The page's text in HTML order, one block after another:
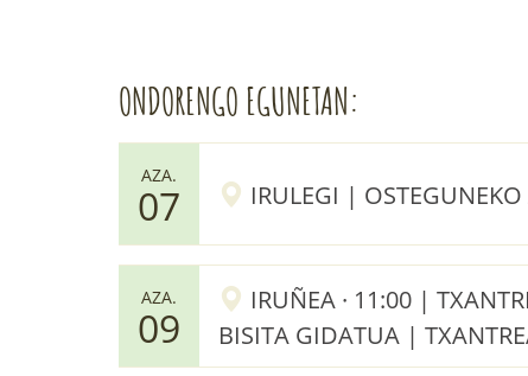
ONDORENGO EGUNETAN:
AZA.
07 IRULEGI |
AZA.
09
IRUÑEA · 11:00 |
BISITA GIDATUA |